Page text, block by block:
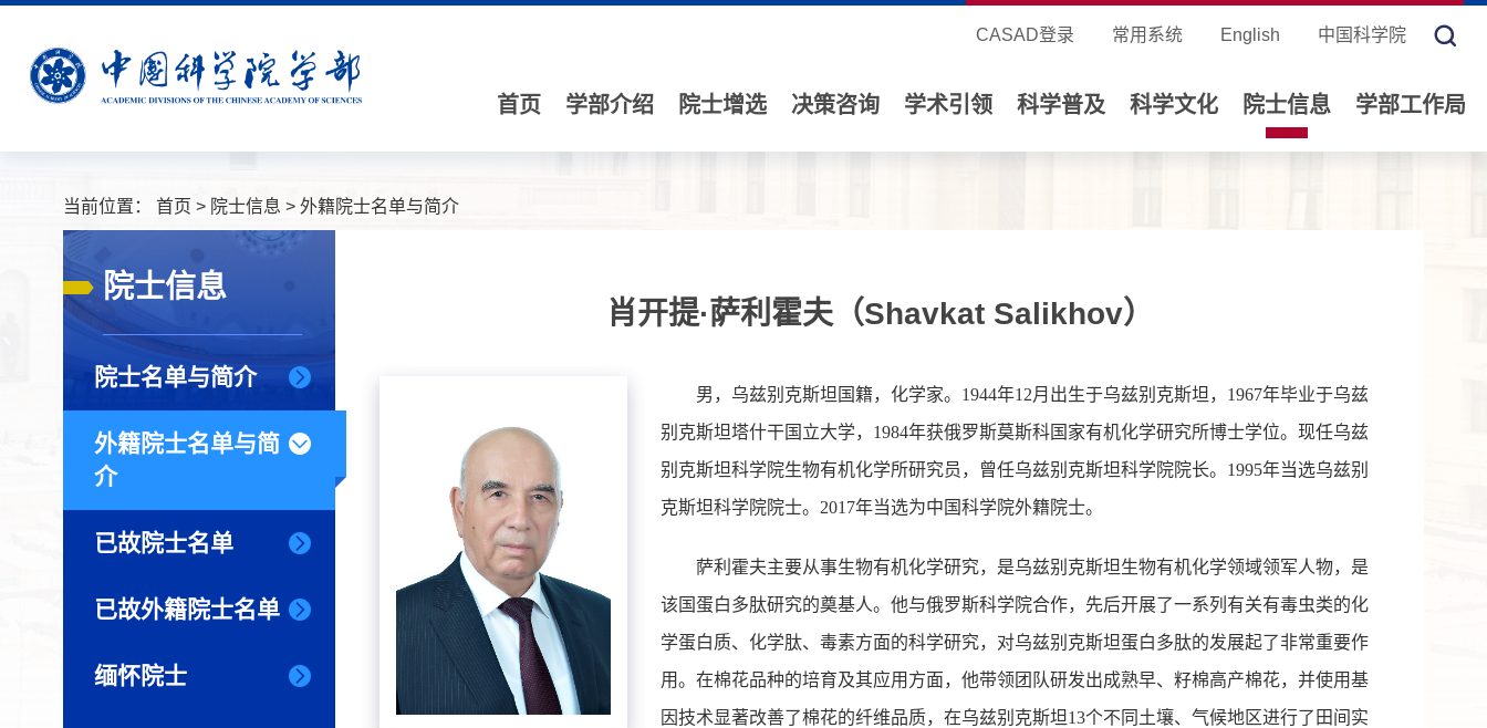
CASAD登录 常用系统 English 中国科学院
首页 学部介绍 院士增选 决策咨询 学术引领 科学普及 科学文化 院士信息 学部工作局
当前位置： 首页 > 院士信息 > 外籍院士名单与简介
院士信息
院士名单与简介
外籍院士名单与简
介
已故院士名单
已故外籍院士名单
缅怀院士
肖开提·萨利霍夫（Shavkat Salikhov）
男，乌兹别克斯坦国籍，化学家。1944年12月出生于乌兹别克斯坦，1967年毕业于乌兹
别克斯坦塔什干国立大学，1984年获俄罗斯莫斯科国家有机化学研究所博士学位。现任乌兹
别克斯坦科学院生物有机化学所研究员，曾任乌兹别克斯坦科学院院长。1995年当选乌兹别
克斯坦科学院院士。2017年当选为中国科学院外籍院士。
萨利霍夫主要从事生物有机化学研究，是乌兹别克斯坦生物有机化学领域领军人物，是
该国蛋白多肽研究的奠基人。他与俄罗斯科学院合作，先后开展了一系列有关有毒虫类的化
学蛋白质、化学肽、毒素方面的科学研究，对乌兹别克斯坦蛋白多肽的发展起了非常重要作
用。在棉花品种的培育及其应用方面，他带领团队研发出成熟早、籽棉高产棉花，并使用基
因技术显著改善了棉花的纤维品质，在乌兹别克斯坦13个不同土壤、气候地区进行了田间实